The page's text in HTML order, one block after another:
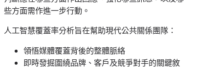
些方面需作進一步行動。
人工智慧覆蓋率分析旨在幫助現代公共關係團隊：
領悟媒體覆蓋背後的整體脈絡
即時發掘圍繞品牌、客戶及競爭對手的關鍵敘